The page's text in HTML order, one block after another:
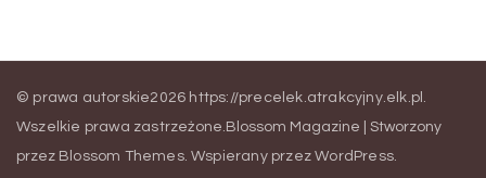
© prawa autorskie2026 https://precelek.atrakcyjny.elk.pl .
Wszelkie prawa zastrzeżone.Blossom Magazine | Stworzony
przez Blossom Themes. Wspierany przezWordPress.